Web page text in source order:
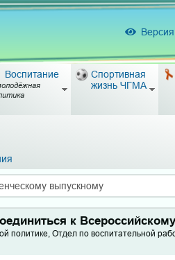
Воспитание
Спортивная
жизнь ЧГМА
выпускному
к
политике, Отдел по воспитательной